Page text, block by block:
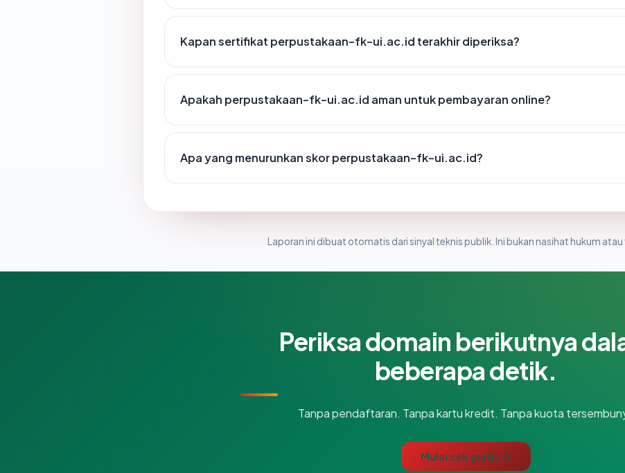
Kapan sertifikat perpustakaan-fk-ui.ac.id terakhir diperiksa?
Apakah perpustakaan-fk-ui.ac.id aman untuk pembayaran online?
Apa yang menurunkan skor perpustakaan-fk-ui.ac.id?
Laporan ini dibuat otomatis dari sinyal teknis publik. Ini bukan nasihat hukum atau
Periksa domain berikutnya
beberapa detik.
Tanpa pendaftaran. Tanpa kartu kredit. Tanpa kuota
Mulai cek gratis →